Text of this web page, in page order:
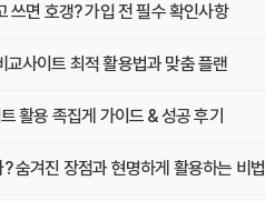
쓰면 호갱? 가입 전 필수 확인사항
사이트 최적 활용법과 맞춤 플랜
활용 족집게 가이드 & 성공 후기
숨겨진 장점과 현명하게 활용하는 비법